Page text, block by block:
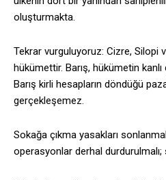
oluşturmakta.
Tekrar vurguluyoruz: Cizre, Silopi
hükümettir. Barış, hükümetin
Barış kirli hesapların döndüğü
gerçekleşemez.
Sokağa çıkma yasakları
operasyonlar derhal durdurulmalı;